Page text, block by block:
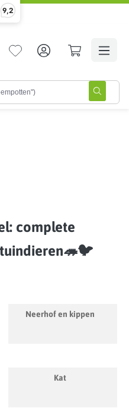
9,2
complete
Neerhof en kippen
Kat